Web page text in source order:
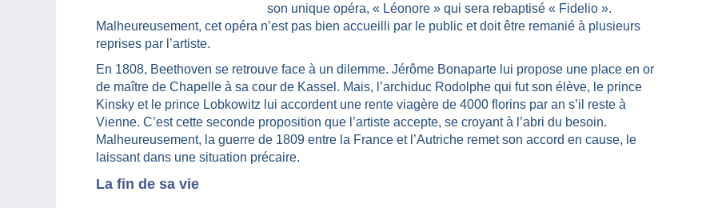
son unique opéra, « Léonore » qui sera rebaptisé « Fidelio ».
Malheureusement, cet opéra n’est pas bien accueilli par le public et doit être remanié à plusieurs
reprises par l’artiste.
En 1808, Beethoven se retrouve face à un dilemme. Jérôme Bonaparte lui propose une place en or
de maître de Chapelle à sa cour de Kassel. Mais, l’archiduc Rodolphe qui fut son élève, le prince
Kinsky et le prince Lobkowitz lui accordent une rente viagère de 4000 florins par an s’il reste à
Vienne. C’est cette seconde proposition que l’artiste accepte, se croyant à l’abri du besoin.
Malheureusement, la guerre de 1809 entre la France et l’Autriche remet son accord en cause, le
laissant dans une situation précaire.
La fin de sa vie